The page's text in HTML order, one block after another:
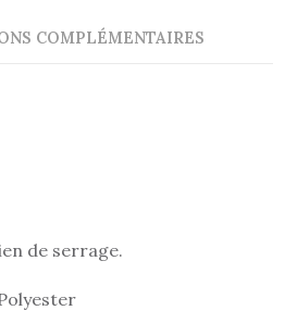
COMPLÉMENTAIRES
de serrage.